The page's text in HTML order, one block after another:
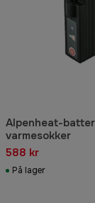
Alpenheat-
varmesokker
588 kr
På lager